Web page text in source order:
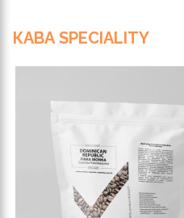
КАВА SPECIALITY